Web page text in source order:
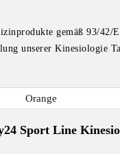
gemäß 93/42/
unserer Kinesiologie
Orange
Sport Line